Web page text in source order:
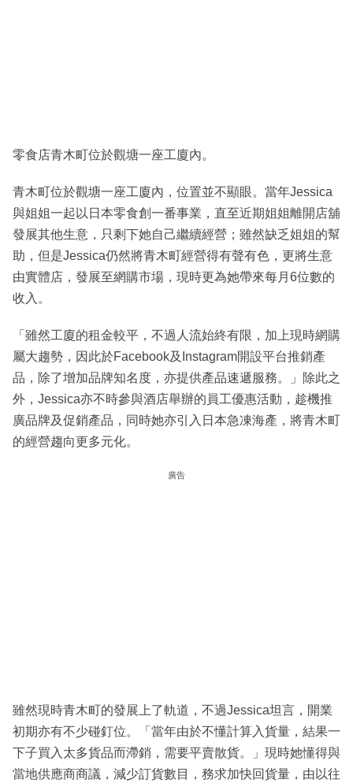
零食店青木町位於觀塘一座工廈內。
青木町位於觀塘一座工廈內，位置並不顯眼。當年Jessica
與姐姐一起以日本零食創一番事業，直至近期姐姐離開店舖
發展其他生意，只剩下她自己繼續經營；雖然缺乏姐姐的幫
助，但是Jessica仍然將青木町經營得有聲有色，更將生意
由實體店，發展至網購市場，現時更為她帶來每月6位數的
收入。
「雖然工廈的租金較平，不過人流始終有限，加上現時網購
屬大趨勢，因此於Facebook及Instagram開設平台推銷產
品，除了增加品牌知名度，亦提供產品速遞服務。」除此之
外，Jessica亦不時參與酒店舉辦的員工優惠活動，趁機推
廣品牌及促銷產品，同時她亦引入日本急凍海產，將青木町
的經營趨向更多元化。
廣告
雖然現時青木町的發展上了軌道，不過Jessica坦言，開業
初期亦有不少碰釘位。「當年由於不懂計算入貨量，結果一
下子買入太多貨品而滯銷，需要平賣散貨。」現時她懂得與
當地供應商商議，減少訂貨數目，務求加快回貨量，由以往